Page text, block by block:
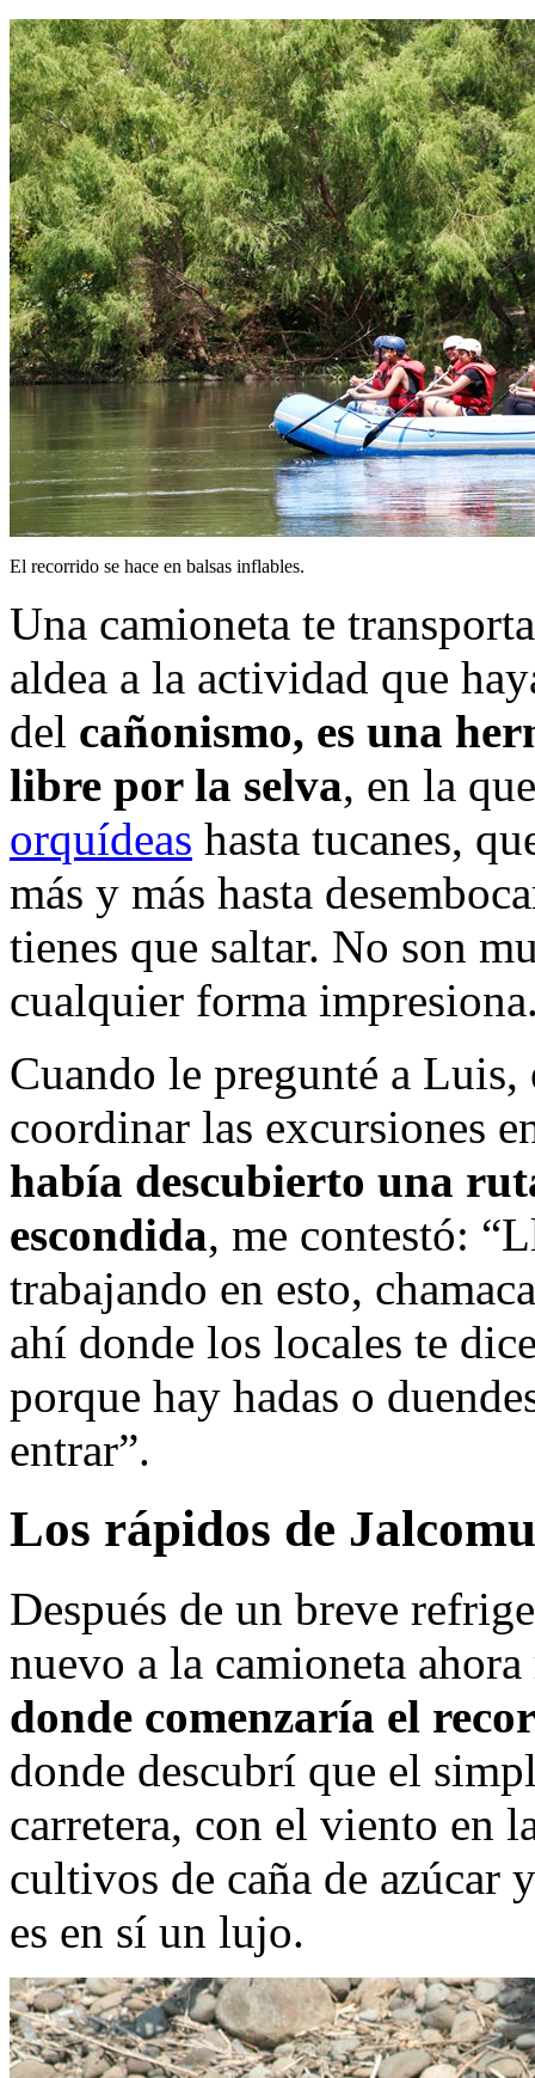
El recorrido se hace en balsas inflables.
Una camioneta te
aldea a la actividad que
del cañonismo, es una
libre por la selva, en la
orquídeas hasta tucanes,
más y más hasta
tienes que saltar. No son
cualquier forma
Cuando le pregunté a Luis,
coordinar las excursiones
había descubierto una
escondida, me contestó:
trabajando en esto,
ahí donde los locales te
porque hay hadas o
entrar”.
Los rápidos de
Después de un breve
nuevo a la camioneta
donde comenzaría el
donde descubrí que el
carretera, con el viento en
cultivos de caña de azúcar
es en sí un lujo.